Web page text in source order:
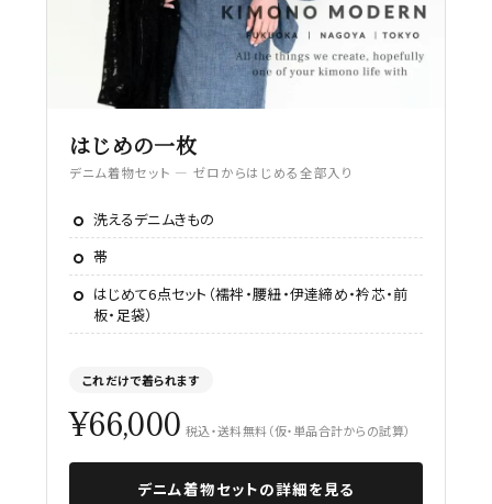
はじめの一枚
デニム着物セット — ゼロからはじめる全部入り
洗えるデニムきもの
帯
はじめて6点セット（襦袢・腰紐・伊達締め・衿芯・前
板・足袋）
これだけで着られます
¥66,000 税込・送料無料（仮・単品合計からの試算）
デニム着物セットの詳細を見る